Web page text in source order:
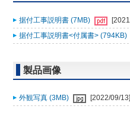
据付工事説明書 (7MB)
据付工事説明書<付属書> (794KB)
製品画像
外観写真 (3MB) [2022/09/13]